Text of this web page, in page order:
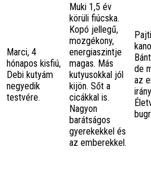
Marci, 4
hónapos kisfiú,
Debi kutyám
negyedik
testvére.
Muki 1,5 év
körüli fiúcska.
Kopó jellegű,
mozgékony,
energiaszintje
magas. Más
kutyusokkal jól
kijön. Sőt a
cicákkal is.
Nagyon
barátságos
gyerekekkel és
az emberekkel.
de
az